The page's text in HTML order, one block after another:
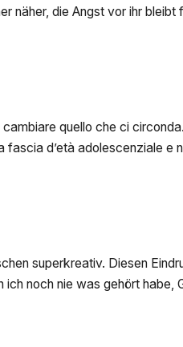
näher, die Angst vor ihr
quello che ci
d’età adolescenziale e
superkreativ. Diesen
noch nie was gehört